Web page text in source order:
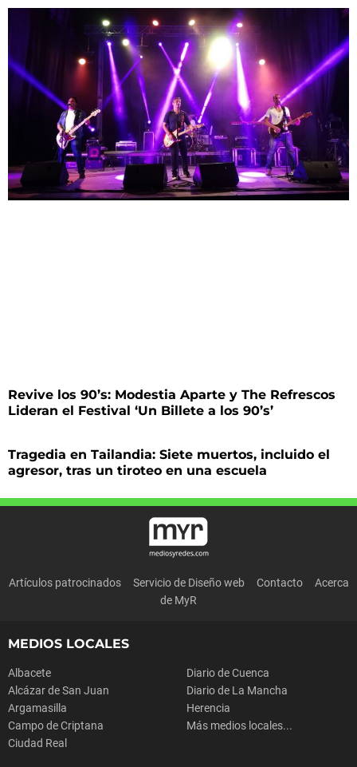
Revive los 90’s: Modestia Aparte y The Refrescos
Lideran el Festival ‘Un Billete a los 90’s’
Tragedia en Tailandia: Siete muertos, incluido el
agresor, tras un tiroteo en una escuela
Artículos patrocinados Servicio de Diseño web Contacto
Acerca
de MyR
MEDIOS LOCALES
Albacete
Alcázar de San Juan
Argamasilla
Campo de Criptana
Ciudad Real
Diario de Cuenca
Diario de La Mancha
Herencia
Más medios locales...